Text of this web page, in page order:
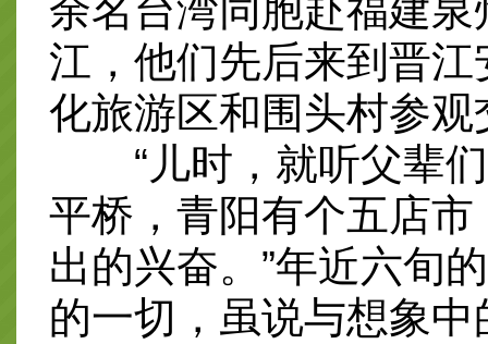
余名台湾同胞赴福建泉
江，他们先后来到晋
化旅游区和围头村参观
“儿时，就听父辈们
平桥，青阳有个五店
出的兴奋。”年近六旬
的一切，虽说与想象